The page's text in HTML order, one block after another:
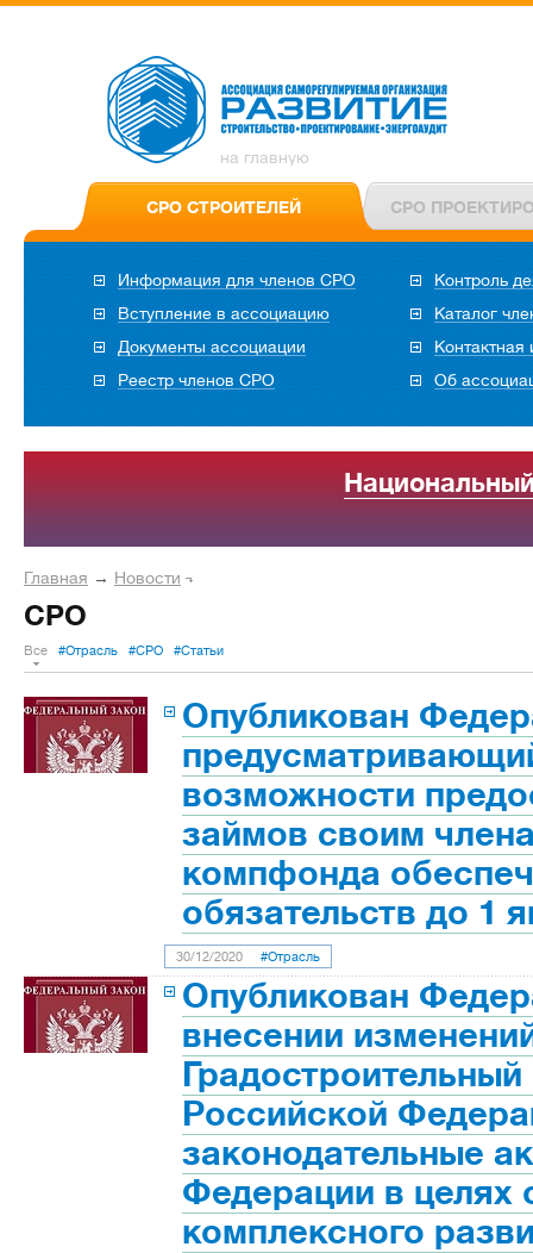
на главную
СРО СТРОИТЕЛЕЙ СРО
Информация для членов СРО
Вступление в ассоциацию
Документы ассоциации
Реестр членов СРО
Контроль
Каталог
Об
Главная → Новости
СРО
Все #Отрасль #СРО #Статьи
Опубликован
возможности
займов своим
компфонда
обязательств до 1
30/12/2020 #Отрасль
Опубликован
внесении
Градостроительный
Российской
законодательные
Федерации в целях
комплексного